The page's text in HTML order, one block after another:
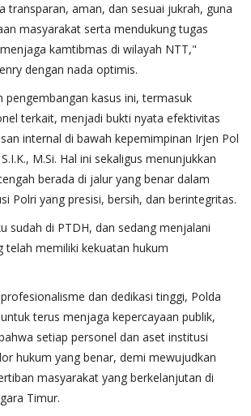
transparan, aman, dan sesuai jukrah, guna
masyarakat serta mendukung tugas
kamtibmas di wilayah NTT,"
dengan nada optimis.
pengembangan kasus ini, termasuk
terkait, menjadi bukti nyata efektivitas
internal di bawah kepemimpinan Irjen Pol
M.Si. Hal ini sekaligus menunjukkan
berada di jalur yang benar dalam
Polri yang presisi, bersih, dan berintegritas.
sudah di PTDH, dan sedang menjalani
telah memiliki kekuatan hukum
dan dedikasi tinggi, Polda
terus menjaga kepercayaan publik,
setiap personel dan aset institusi
hukum yang benar, demi mewujudkan
masyarakat yang berkelanjutan di
Timur.